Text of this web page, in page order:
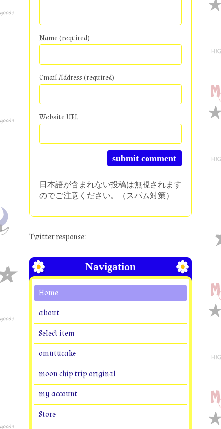
Name (required)
Email Address (required)
Website URL
日本語が含まれない投稿は無視されます
のでご注意ください。（スパム対策）
Twitter response:
Navigation
Home
about
Select item
omutucake
moon chip trip original
my account
Store